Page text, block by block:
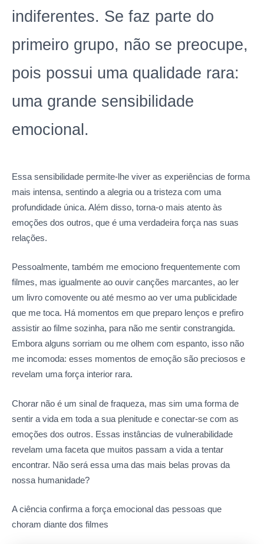
indiferentes. Se faz parte do
primeiro grupo, não se preocupe,
pois possui uma qualidade rara:
uma grande sensibilidade
emocional.
Essa sensibilidade permite-lhe viver as experiências de forma
mais intensa, sentindo a alegria ou a tristeza com uma
profundidade única. Além disso, torna-o mais atento às
emoções dos outros, que é uma verdadeira força nas suas
relações.
Pessoalmente, também me emociono frequentemente com
filmes, mas igualmente ao ouvir canções marcantes, ao ler
um livro comovente ou até mesmo ao ver uma publicidade
que me toca. Há momentos em que preparo lenços e prefiro
assistir ao filme sozinha, para não me sentir constrangida.
Embora alguns sorriam ou me olhem com espanto, isso não
me incomoda: esses momentos de emoção são preciosos e
revelam uma força interior rara.
Chorar não é um sinal de fraqueza, mas sim uma forma de
sentir a vida em toda a sua plenitude e conectar-se com as
emoções dos outros. Essas instâncias de vulnerabilidade
revelam uma faceta que muitos passam a vida a tentar
encontrar. Não será essa uma das mais belas provas da
nossa humanidade?
A ciência confirma a força emocional das pessoas que
choram diante dos filmes